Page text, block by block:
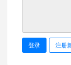
登录 注册